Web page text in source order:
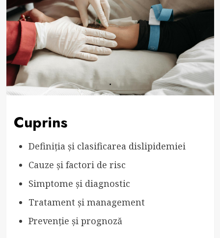
Cuprins
Definiția și clasificarea dislipidemiei
Cauze și factori de risc
Simptome și diagnostic
Tratament și management
Prevenție și prognoză